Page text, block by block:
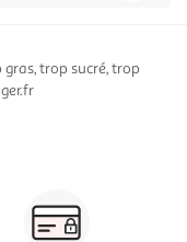
trop sucré, trop